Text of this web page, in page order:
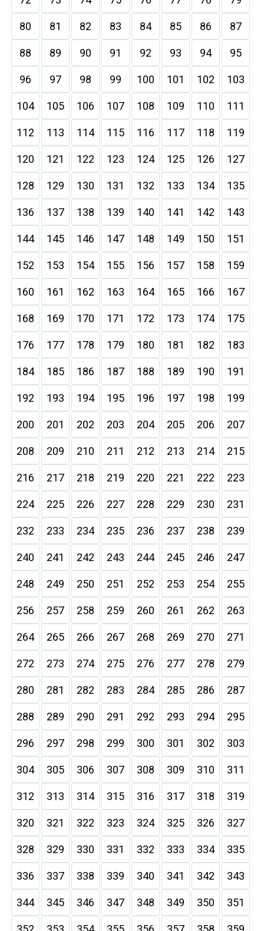
80 81 82 83 84 85 86 87
88 89 90 91 92 93 94 95
96 97 98 99 100 101 102 103
104 105 106 107 108 109 110 111
112 113 114 115 116 117 118 119
120 121 122 123 124 125 126 127
128 129 130 131 132 133 134 135
136 137 138 139 140 141 142 143
144 145 146 147 148 149 150 151
152 153 154 155 156 157 158 159
160 161 162 163 164 165 166 167
168 169 170 171 172 173 174 175
176 177 178 179 180 181 182 183
184 185 186 187 188 189 190 191
192 193 194 195 196 197 198 199
200 201 202 203 204 205 206 207
208 209 210 211 212 213 214 215
216 217 218 219 220 221 222 223
224 225 226 227 228 229 230 231
232 233 234 235 236 237 238 239
240 241 242 243 244 245 246 247
248 249 250 251 252 253 254 255
256 257 258 259 260 261 262 263
264 265 266 267 268 269 270 271
272 273 274 275 276 277 278 279
280 281 282 283 284 285 286 287
288 289 290 291 292 293 294 295
296 297 298 299 300 301 302 303
304 305 306 307 308 309 310 311
312 313 314 315 316 317 318 319
320 321 322 323 324 325 326 327
328 329 330 331 332 333 334 335
336 337 338 339 340 341 342 343
344 345 346 347 348 349 350 351